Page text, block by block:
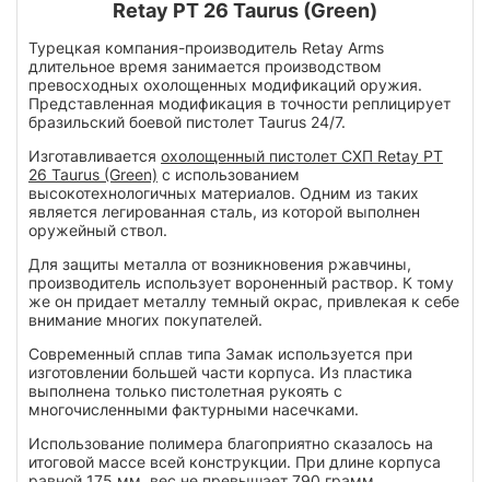
Retay PT 26 Taurus (Green)
Турецкая компания-производитель Retay Arms
длительное время занимается производством
превосходных охолощенных модификаций оружия.
Представленная модификация в точности реплицирует
бразильский боевой пистолет Taurus 24/7.
Изготавливается охолощенный пистолет СХП Retay PT
26 Taurus (Green) с использованием
высокотехнологичных материалов. Одним из таких
является легированная сталь, из которой выполнен
оружейный ствол.
Для защиты металла от возникновения ржавчины,
производитель использует вороненный раствор. К тому
же он придает металлу темный окрас, привлекая к себе
внимание многих покупателей.
Современный сплав типа Замак используется при
изготовлении большей части корпуса. Из пластика
выполнена только пистолетная рукоять с
многочисленными фактурными насечками.
Использование полимера благоприятно сказалось на
итоговой массе всей конструкции. При длине корпуса